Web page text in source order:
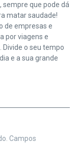
que pode dá
matar saudade!
de empresas e
por viagens e
Divide o seu tempo
e a sua grande
Campos